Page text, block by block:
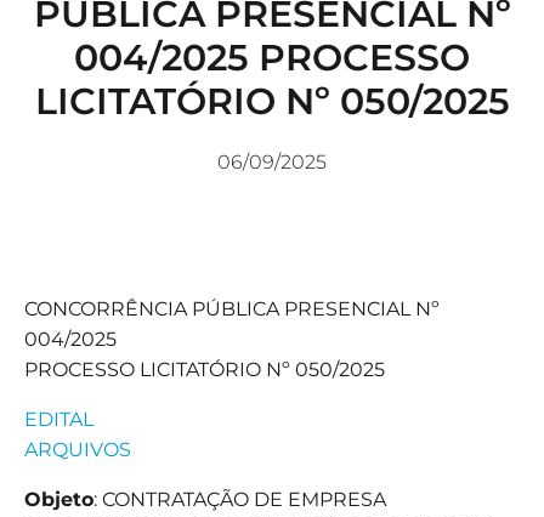
PÚBLICA PRESENCIAL Nº
004/2025 PROCESSO
LICITATÓRIO Nº 050/2025
06/09/2025
CONCORRÊNCIA PÚBLICA PRESENCIAL Nº
004/2025
PROCESSO LICITATÓRIO Nº 050/2025
EDITAL
ARQUIVOS
Objeto: CONTRATAÇÃO DE EMPRESA